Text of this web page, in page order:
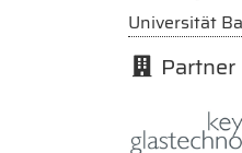
Universität
Partner